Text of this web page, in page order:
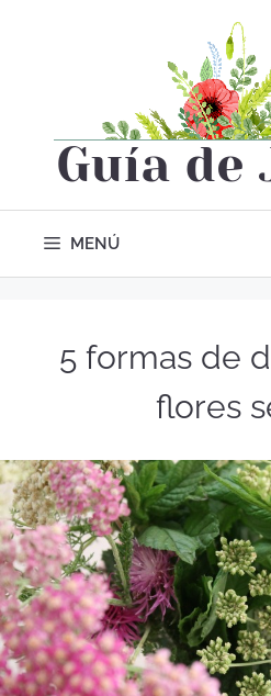
MENÚ
5 formas de
flores